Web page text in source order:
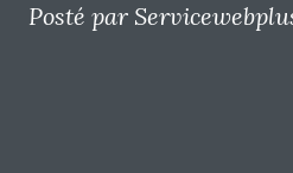
Posté par